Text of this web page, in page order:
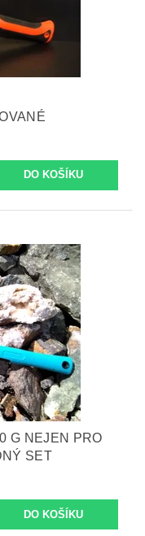
G NEJEN PRO
SET